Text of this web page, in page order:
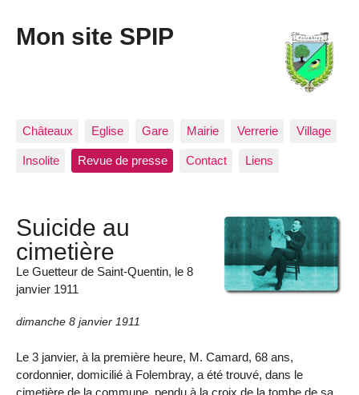
Mon site SPIP
Châteaux Eglise Gare Mairie Verrerie Village
Insolite Revue de presse Contact Liens
Suicide au
cimetière
Le Guetteur de Saint-Quentin, le 8
janvier 1911
dimanche 8 janvier 1911
Le 3 janvier, à la première heure, M. Camard, 68 ans,
cordonnier, domicilié à Folembray, a été trouvé, dans le